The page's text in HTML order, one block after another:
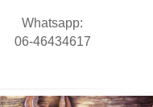
Whatsapp:
06-46434617